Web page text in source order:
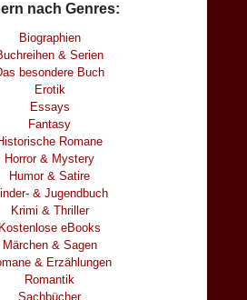
nach Genres:
Biographien
& Serien
besondere Buch
Erotik
Essays
Fantasy
Romane
Horror & Mystery
Humor & Satire
& Jugendbuch
Krimi & Thriller
Kostenlose eBooks
Märchen & Sagen
& Erzählungen
Romantik
Sachbücher